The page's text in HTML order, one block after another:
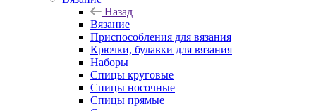
Назад
Вязание
Приспособления для вязания
Крючки, булавки для вязания
Наборы
Спицы круговые
Спицы носочные
Спицы прямые